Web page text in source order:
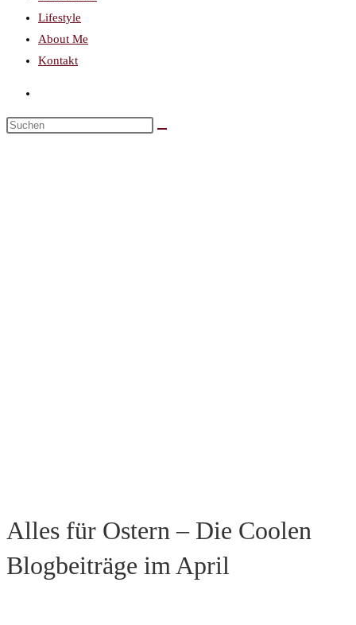
Lifestyle
About Me
Kontakt
Alles für Ostern – Die Coolen
Blogbeiträge im April